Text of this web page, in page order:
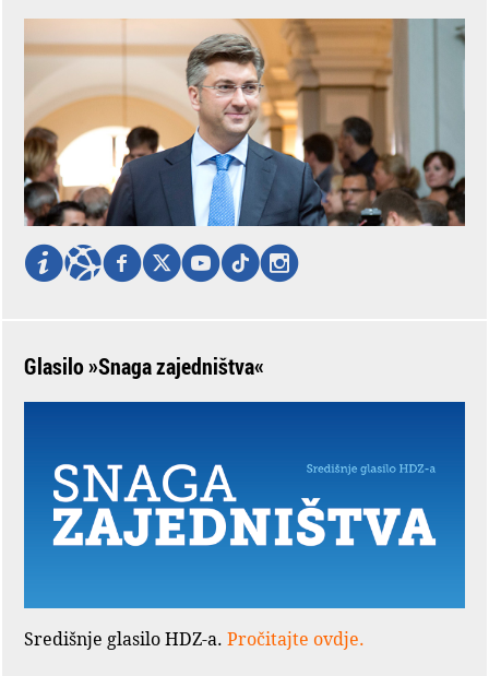
Glasilo »Snaga zajedništva«
Središnje glasilo HDZ-a. Pročitajte ovdje.